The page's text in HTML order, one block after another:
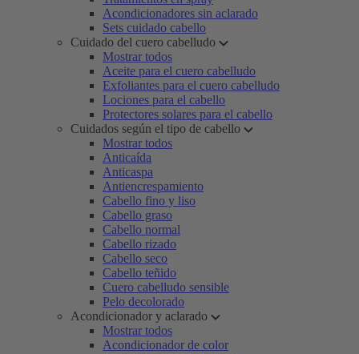
Acondicionadores sin aclarado
Sets cuidado cabello
Cuidado del cuero cabelludo
Mostrar todos
Aceite para el cuero cabelludo
Exfoliantes para el cuero cabelludo
Lociones para el cabello
Protectores solares para el cabello
Cuidados según el tipo de cabello
Mostrar todos
Anticaída
Anticaspa
Antiencrespamiento
Cabello fino y liso
Cabello graso
Cabello normal
Cabello rizado
Cabello seco
Cabello teñido
Cuero cabelludo sensible
Pelo decolorado
Acondicionador y aclarado
Mostrar todos
Acondicionador de color